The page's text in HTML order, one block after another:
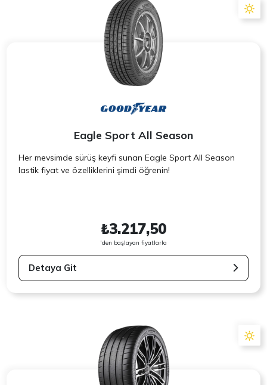
Eagle Sport All Season
Her mevsimde sürüş keyfi sunan Eagle Sport All Season
lastik fiyat ve özelliklerini şimdi öğrenin!
₺3.217,50
'den başlayan fiyatlarla
Detaya Git